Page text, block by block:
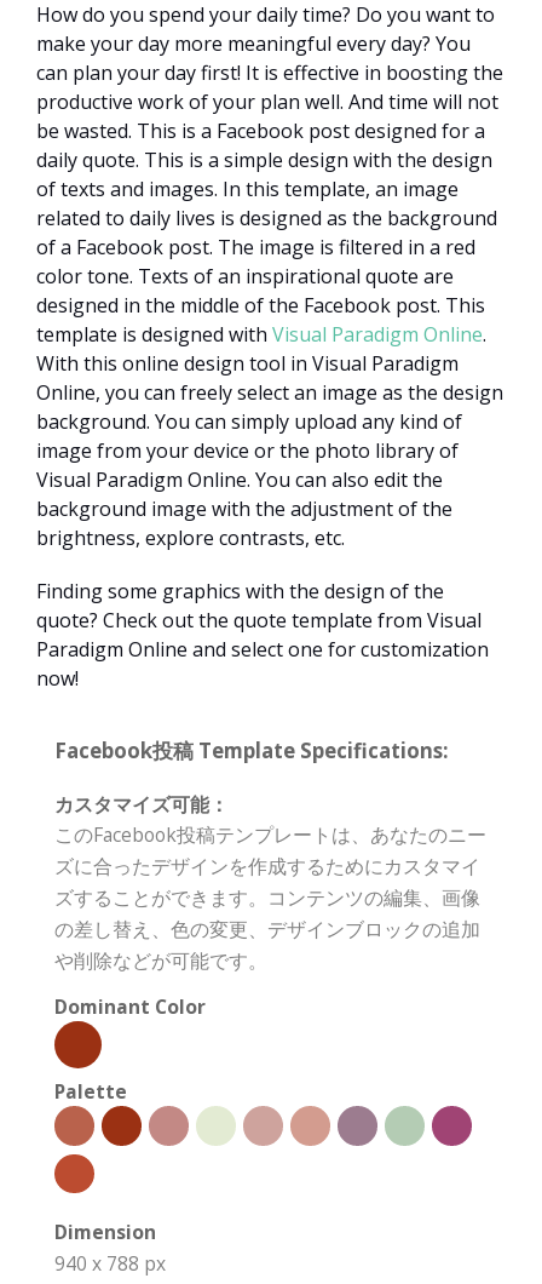
How do you spend your daily time? Do you want to
make your day more meaningful every day? You
can plan your day first! It is effective in boosting the
productive work of your plan well. And time will not
be wasted. This is a Facebook post designed for a
daily quote. This is a simple design with the design
of texts and images. In this template, an image
related to daily lives is designed as the background
of a Facebook post. The image is filtered in a red
color tone. Texts of an inspirational quote are
designed in the middle of the Facebook post. This
template is designed with Visual Paradigm Online.
With this online design tool in Visual Paradigm
Online, you can freely select an image as the design
background. You can simply upload any kind of
image from your device or the photo library of
Visual Paradigm Online. You can also edit the
background image with the adjustment of the
brightness, explore contrasts, etc.
Finding some graphics with the design of the
quote? Check out the quote template from Visual
Paradigm Online and select one for customization
now!
Facebook投稿 Template Specifications:
カスタマイズ可能：
このFacebook投稿テンプレートは、あなたのニー
ズに合ったデザインを作成するためにカスタマイ
ズすることができます。コンテンツの編集、画像
の差し替え、色の変更、デザインブロックの追加
や削除などが可能です。
Dominant Color
Palette
Dimension
940 x 788 px